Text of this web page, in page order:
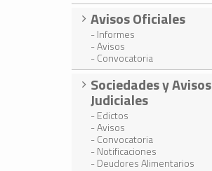
Avisos Oficiales
- Informes
- Avisos
- Convocatoria
Sociedades y Avisos
Judiciales
- Edictos
- Avisos
- Convocatoria
- Notificaciones
- Deudores Alimentarios